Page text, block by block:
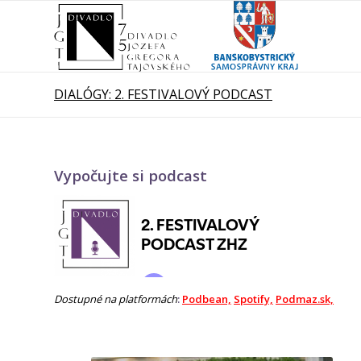
DIALÓGY: 2. FESTIVALOVÝ PODCAST
Vypočujte si podcast
​Dostupné na platformách: Podbean, Spotify, Podmaz.sk,